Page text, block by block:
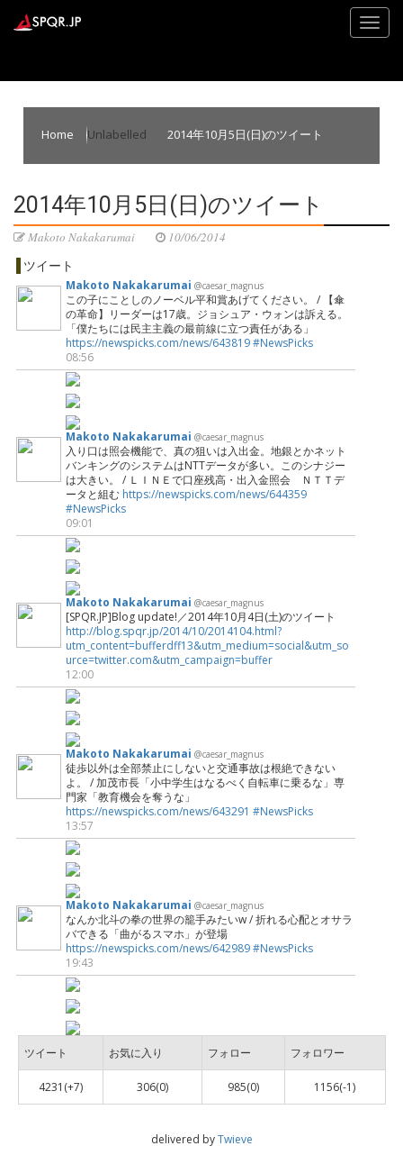
Home Unlabelled 2014年10月5日(日)のツイート
2014年10月5日(日)のツイート
Makoto Nakakarumai 10/06/2014
ツイート
Makoto Nakakarumai @caesar_magnus
この子にことしのノーベル平和賞あげてください。 / 【傘
の革命】リーダーは17歳。ジョシュア・ウォンは訴える。
「僕たちには民主主義の最前線に立つ責任がある」
https://newspicks.com/news/643819#NewsPicks
08:56
Makoto Nakakarumai @caesar_magnus
入り口は照会機能で、真の狙いは入出金。地銀とかネット
バンキングのシステムはNTTデータが多い。このシナジー
は大きい。 / ＬＩＮＥで口座残高・出入金照会 ＮＴＴデ
ータと組む https://newspicks.com/news/644359
#NewsPicks
09:01
Makoto Nakakarumai @caesar_magnus
[SPQR.JP]Blog update!／2014年10月4日(土)のツイート
http://blog.spqr.jp/2014/10/2014104.html?
utm_content=bufferdff13&utm_medium=social&utm_so
urce=twitter.com&utm_campaign=buffer
12:00
Makoto Nakakarumai @caesar_magnus
徒歩以外は全部禁止にしないと交通事故は根絶できない
よ。 / 加茂市長「小中学生はなるべく自転車に乗るな」専
門家「教育機会を奪うな」
https://newspicks.com/news/643291 #NewsPicks
13:57
Makoto Nakakarumai @caesar_magnus
なんか北斗の拳の世界の籠手みたいw / 折れる心配とオサラ
バできる「曲がるスマホ」が登場
https://newspicks.com/news/642989#NewsPicks
19:43
ツイート お気に入り フォロー フォロワー
4231(+7) 306(0) 985(0) 1156(-1)
delivered byTwieve